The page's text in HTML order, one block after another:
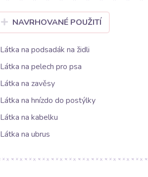
NAVRHOVANÉ POUŽITÍ
Látka na podsadák na židli
Látka na pelech pro psa
Látka na zavěsy
Látka na hnízdo do postýlky
Látka na kabelku
Látka na ubrus